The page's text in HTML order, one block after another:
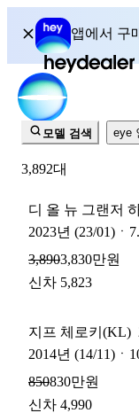
헤이딜러
앱에서 구
1년 무료 보
모델 검색 eye
3,892대
디 올 뉴 그랜저
2023년 (23/01) ㆍ
3,8903,830만원
신차 5,823
지프 체로키(KL)
2014년 (14/11) ㆍ
850830만원
신차 4,990